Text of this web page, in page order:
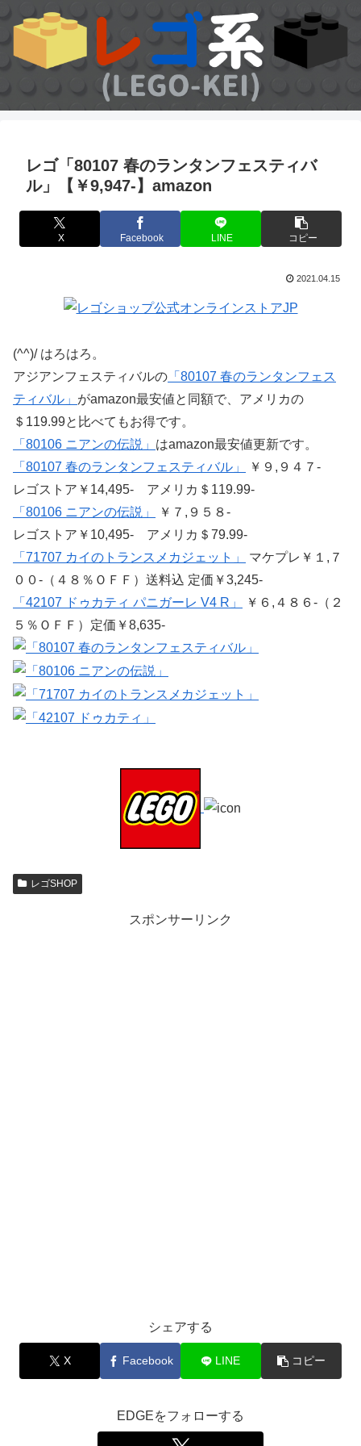
レゴ「80107 春のランタンフェスティバ
ル」【￥9,947-】amazon
X Facebook LINE コピー
2021.04.15
(^^)/ はろはろ。
アジアンフェスティバルの 「80107 春のランタンフェス
ティバル」 がamazon最安値と同額で、アメリカの
＄119.99と比べてもお得です。
「80106 ニアンの伝説」 はamazon最安値更新です。
「80107 春のランタンフェスティバル」
￥９,９４７-
レゴストア￥14,495- アメリカ＄119.99-
「80106 ニアンの伝説」
￥７,９５８-
レゴストア￥10,495- アメリカ＄79.99-
「71707 カイのトランスメカジェット」
マケプレ￥１,７
００-（４８％ＯＦＦ）送料込 定価￥3,245-
「42107 ドゥカティ パニガーレ V4 R」
￥６,４８６-（２
５％ＯＦＦ）定価￥8,635-
レゴSHOP
スポンサーリンク
シェアする
X Facebook LINE コピー
EDGEをフォローする